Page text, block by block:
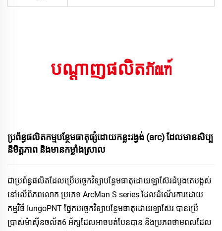
បណ្តាញផលិតภัณฑ์
ប្រព័ន្ធផលិតកម្ម​បន្ថែម​ធាតុផ្សំ​ដោយ​កន្លះរង្វង់ (arc) ដែល​មាន​សិប្ប
និមិត្តភាព និង​មាន​កម្លាំង​ស្រាល
ជាប្រព័ន្ធផលិតដែលប្រើបច្ចេកវិទ្យាបន្ថែមធាតុដោយឡាស៊ែរដំបូងគេបង្អស់
នៅលើពិភពលោក ប្រភេទ ArcMan S series ដែលដំណើរការដោយ
កម្មវិធី IungoPNT ផ្នែកបច្ចេកវិទ្យាបន្ថែមធាតុដោយឡាស៊ែរ បានប្រើ
ប្រាស់ម៉ាស៊ីនចល័ត6​ អ័ក្សដែលអាចបត់បែនបាន និងប្រភពថាមពលដែល